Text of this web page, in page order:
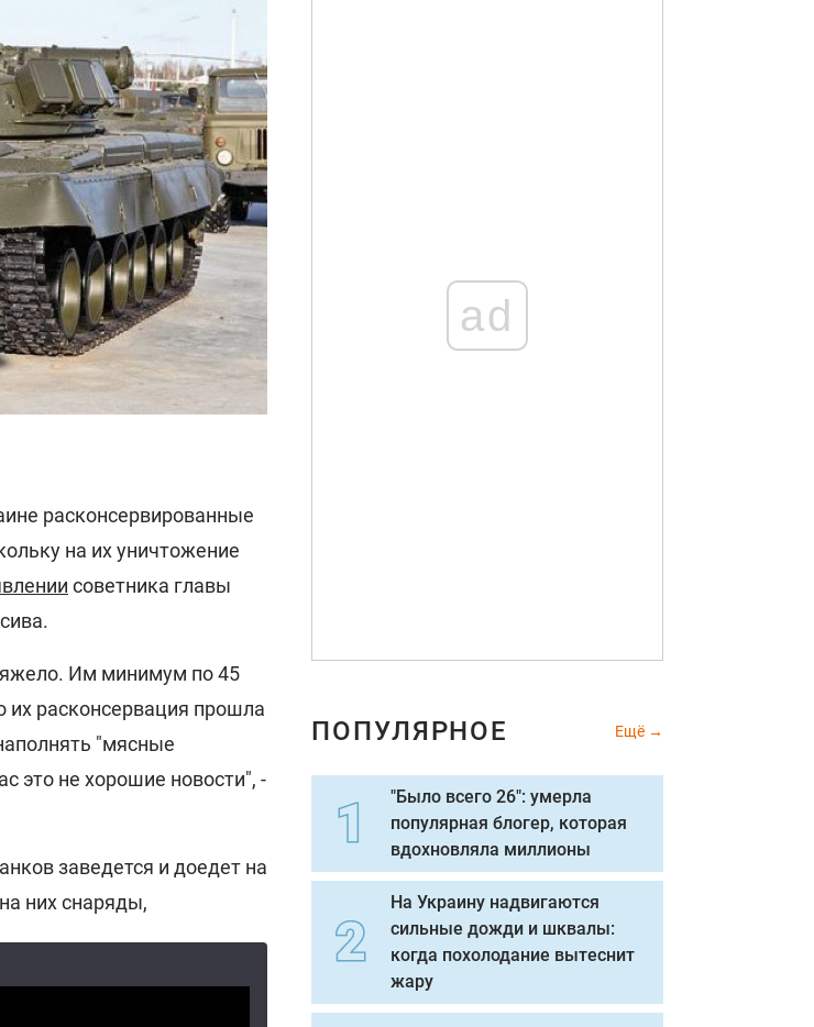
расконсервированные
на их уничтожение
советника главы
Им минимум по 45
их расконсервация прошла
"мясные
это не хорошие новости", -
заведется и доедет на
них снаряды,
ad
ПОПУЛЯРНОЕ Ещё
"Было всего 26": умерла
популярная блогер, которая
вдохновляла миллионы
На Украину надвигаются
сильные дожди и шквалы:
когда похолодание вытеснит
жару